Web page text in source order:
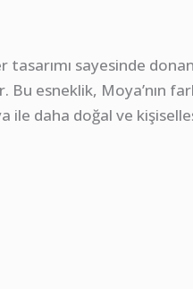
tasarımı sayesinde
esneklik, Moya’nın
ile daha doğal ve